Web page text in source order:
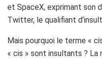
et SpaceX, exprimant son
Twitter, le qualifiant
Mais pourquoi le terme «
« cis » sont insultants ?